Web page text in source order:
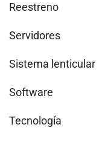
Reestreno
Servidores
Sistema lenticular
Software
Tecnología